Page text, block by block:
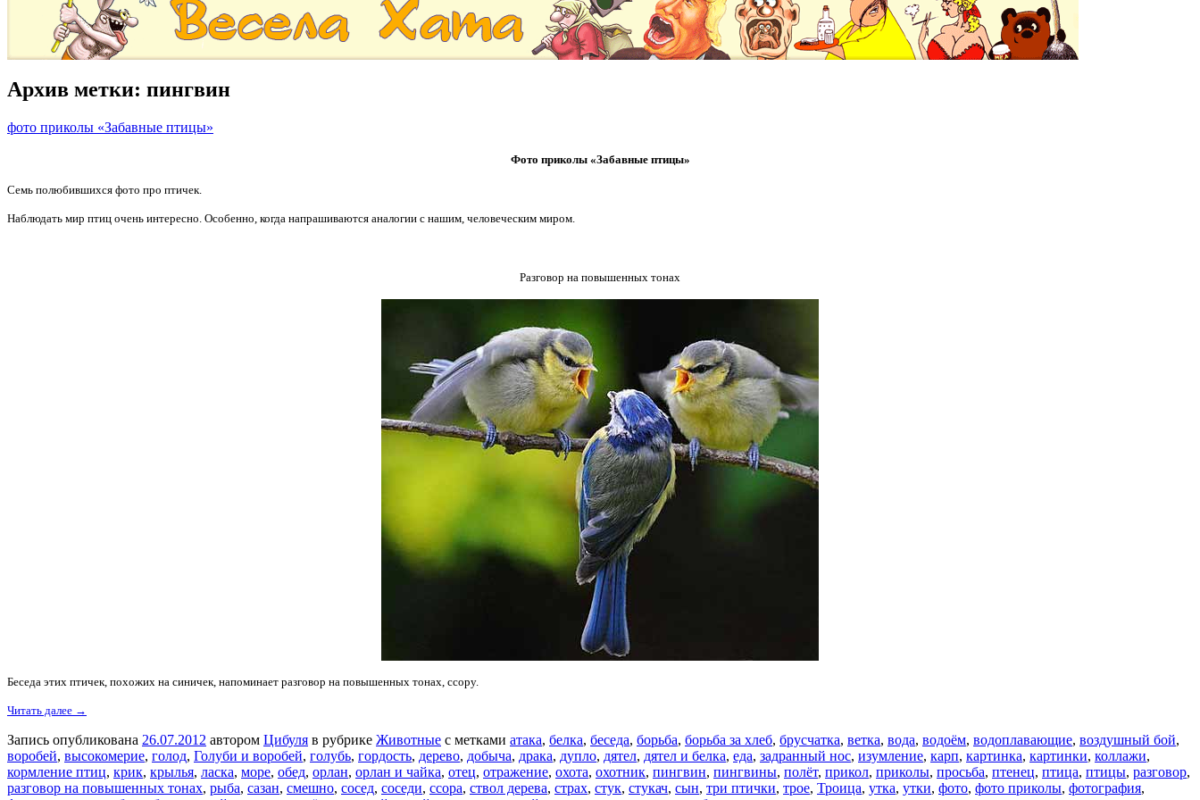
Архив метки: пингвин
фото приколы «Забавные птицы»
Фото приколы «Забавные птицы»
Семь полюбившихся фото про птичек.
Наблюдать мир птиц очень интересно. Особенно, когда напрашиваются аналогии с нашим, человеческим миром.
Разговор на повышенных тонах
Беседа этих птичек, похожих на синичек, напоминает разговор на повышенных тонах, ссору.
Читать далее →
Запись опубликована 26.07.2012 автором Цибуля в рубрике Животные с метками атака, белка, беседа, борьба, борьба за хлеб, брусчатка, ветка, вода, водоём, водоплавающие, воздушный бой,
воробей, высокомерие, голод, Голуби и воробей, голубь, гордость, дерево, добыча, драка, дупло, дятел, дятел и белка, еда, задранный нос, изумление, карп, картинка, картинки, коллажи,
кормление птиц, крик, крылья, ласка, море, обед, орлан, орлан и чайка, отец, отражение, охота, охотник, пингвин, пингвины, полёт, прикол, приколы, просьба, птенец, птица, птицы, разговор,
разговор на повышенных тонах, рыба, сазан, смешно, сосед, соседи, ссора, ствол дерева, страх, стук, стукач, сын, три птички, трое, Троица, утка, утки, фото, фото приколы, фотография,